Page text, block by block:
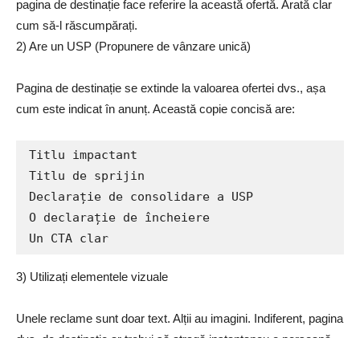
pagina de destinație face referire la această ofertă. Arată clar
cum să-l răscumpărați.
2) Are un USP (Propunere de vânzare unică)
Pagina de destinație se extinde la valoarea ofertei dvs., așa
cum este indicat în anunț. Această copie concisă are:
Titlu impactant
Titlu de sprijin
Declarație de consolidare a USP
O declarație de încheiere
Un CTA clar
3) Utilizați elementele vizuale
Unele reclame sunt doar text. Alții au imagini. Indiferent, pagina